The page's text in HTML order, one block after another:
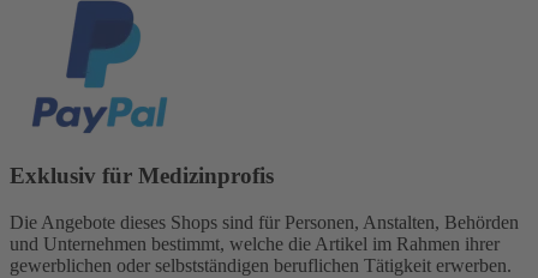
Exklusiv für Medizinprofis
Die Angebote dieses Shops sind für Personen, Anstalten, Behörden
und Unternehmen bestimmt, welche die Artikel im Rahmen ihrer
gewerblichen oder selbstständigen beruflichen Tätigkeit erwerben.